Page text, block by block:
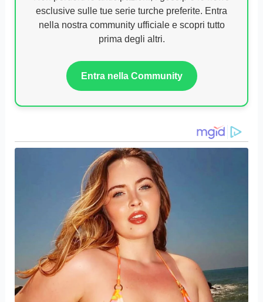
esclusive sulle tue serie turche preferite. Entra
nella nostra community ufficiale e scopri tutto
prima degli altri.
Entra nella Community